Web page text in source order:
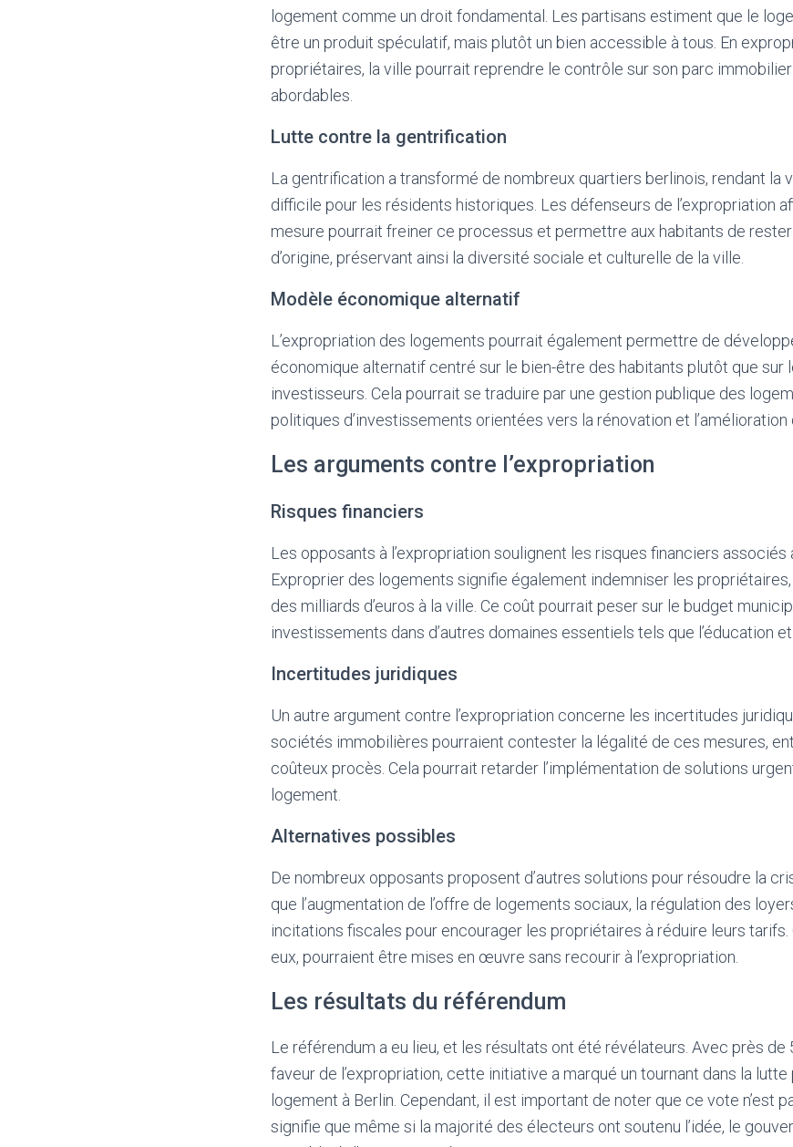
logement comme un droit fondamental. Les partisans estiment que le
être un produit spéculatif, mais plutôt un bien accessible à tous. En
propriétaires, la ville pourrait reprendre le contrôle sur son parc
abordables.
Lutte contre la gentrification
La gentrification a transformé de nombreux quartiers berlinois, rendant la
difficile pour les résidents historiques. Les défenseurs de l’expropriation
mesure pourrait freiner ce processus et permettre aux habitants de
d’origine, préservant ainsi la diversité sociale et culturelle de la ville.
Modèle économique alternatif
L’expropriation des logements pourrait également permettre de
économique alternatif centré sur le bien-être des habitants plutôt que sur
investisseurs. Cela pourrait se traduire par une gestion publique des
politiques d’investissements orientées vers la rénovation et l’amélioration
Les arguments contre l’expropriation
Risques financiers
Les opposants à l’expropriation soulignent les risques financiers associés
Exproprier des logements signifie également indemniser les
des milliards d’euros à la ville. Ce coût pourrait peser sur le budget
investissements dans d’autres domaines essentiels tels que l’éducation et
Incertitudes juridiques
Un autre argument contre l’expropriation concerne les incertitudes
sociétés immobilières pourraient contester la légalité de ces mesures,
coûteux procès. Cela pourrait retarder l’implémentation de solutions
logement.
Alternatives possibles
De nombreux opposants proposent d’autres solutions pour résoudre la
que l’augmentation de l’offre de logements sociaux, la régulation des
incitations fiscales pour encourager les propriétaires à réduire leurs tarifs.
eux, pourraient être mises en œuvre sans recourir à l’expropriation.
Les résultats du référendum
Le référendum a eu lieu, et les résultats ont été révélateurs. Avec près de
faveur de l’expropriation, cette initiative a marqué un tournant dans la lutte
logement à Berlin. Cependant, il est important de noter que ce vote n’est
signifie que même si la majorité des électeurs ont soutenu l’idée, le